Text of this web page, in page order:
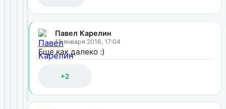
Павел Карелин
18 января 2016, 17:04
Еще как далеко :)
+2